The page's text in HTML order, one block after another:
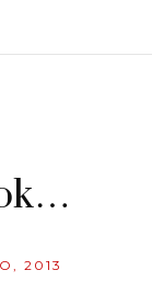
2013